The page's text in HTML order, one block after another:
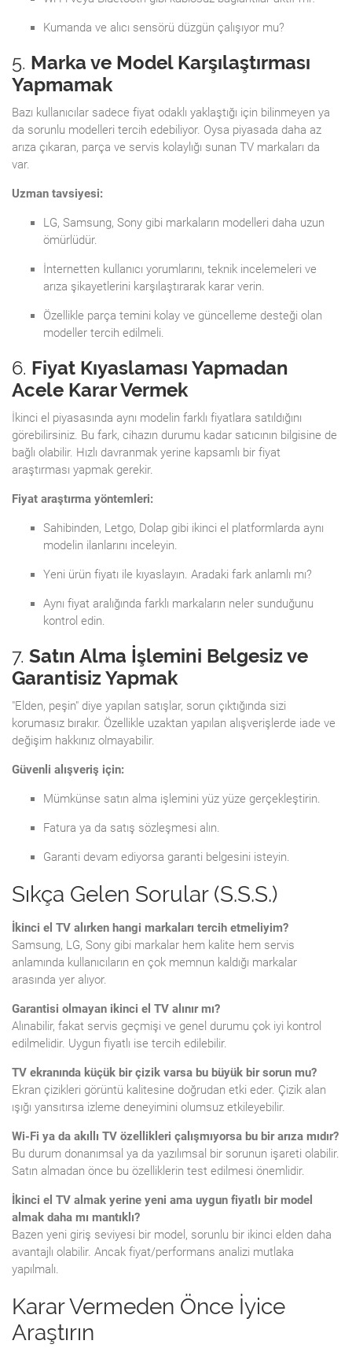
Kumanda ve alıcı sensörü düzgün çalışıyor mu?
5. Marka ve Model Karşılaştırması
Yapmamak
Bazı kullanıcılar sadece fiyat odaklı yaklaştığı için bilinmeyen ya
da sorunlu modelleri tercih edebiliyor. Oysa piyasada daha az
arıza çıkaran, parça ve servis kolaylığı sunan TV markaları da
var.
Uzman tavsiyesi:
LG, Samsung, Sony gibi markaların modelleri daha uzun
ömürlüdür.
İnternetten kullanıcı yorumlarını, teknik incelemeleri ve
arıza şikayetlerini karşılaştırarak karar verin.
Özellikle parça temini kolay ve güncelleme desteği olan
modeller tercih edilmeli.
6. Fiyat Kıyaslaması Yapmadan
Acele Karar Vermek
İkinci el piyasasında aynı modelin farklı fiyatlara satıldığını
görebilirsiniz. Bu fark, cihazın durumu kadar satıcının bilgisine de
bağlı olabilir. Hızlı davranmak yerine kapsamlı bir fiyat
araştırması yapmak gerekir.
Fiyat araştırma yöntemleri:
Sahibinden, Letgo, Dolap gibi ikinci el platformlarda aynı
modelin ilanlarını inceleyin.
Yeni ürün fiyatı ile kıyaslayın. Aradaki fark anlamlı mı?
Aynı fiyat aralığında farklı markaların neler sunduğunu
kontrol edin.
7. Satın Alma İşlemini Belgesiz ve
Garantisiz Yapmak
"Elden, peşin" diye yapılan satışlar, sorun çıktığında sizi
korumasız bırakır. Özellikle uzaktan yapılan alışverişlerde iade ve
değişim hakkınız olmayabilir.
Güvenli alışveriş için:
Mümkünse satın alma işlemini yüz yüze gerçekleştirin.
Fatura ya da satış sözleşmesi alın.
Garanti devam ediyorsa garanti belgesini isteyin.
Sıkça Gelen Sorular (S.S.S.)
İkinci el TV alırken hangi markaları tercih etmeliyim?
Samsung, LG, Sony gibi markalar hem kalite hem servis
anlamında kullanıcıların en çok memnun kaldığı markalar
arasında yer alıyor.
Garantisi olmayan ikinci el TV alınır mı?
Alınabilir, fakat servis geçmişi ve genel durumu çok iyi kontrol
edilmelidir. Uygun fiyatlı ise tercih edilebilir.
TV ekranında küçük bir çizik varsa bu büyük bir sorun mu?
Ekran çizikleri görüntü kalitesine doğrudan etki eder. Çizik alan
ışığı yansıtırsa izleme deneyimini olumsuz etkileyebilir.
Wi-Fi ya da akıllı TV özellikleri çalışmıyorsa bu bir arıza mıdır?
Bu durum donanımsal ya da yazılımsal bir sorunun işareti olabilir.
Satın almadan önce bu özelliklerin test edilmesi önemlidir.
İkinci el TV almak yerine yeni ama uygun fiyatlı bir model
almak daha mı mantıklı?
Bazen yeni giriş seviyesi bir model, sorunlu bir ikinci elden daha
avantajlı olabilir. Ancak fiyat/performans analizi mutlaka
yapılmalı.
Karar Vermeden Önce İyice
Araştırın